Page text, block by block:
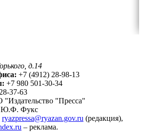
д.14
+7 (4912) 28-98-13
+7 980 501-30-34
37-63
"Пресса"
Ю.Ф. Фукс
ryazpressa@ryazan.gov.ru (редакция),
– реклама.